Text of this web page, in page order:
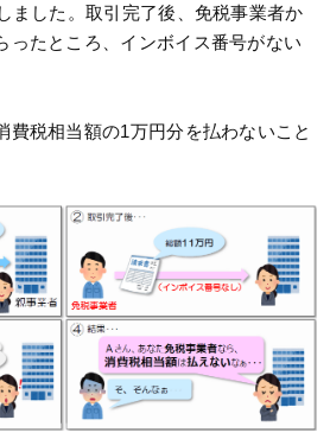
ました。取引完了後、免税事業者か
ったところ、インボイス番号がない
費税相当額の1万円分を払わないこと